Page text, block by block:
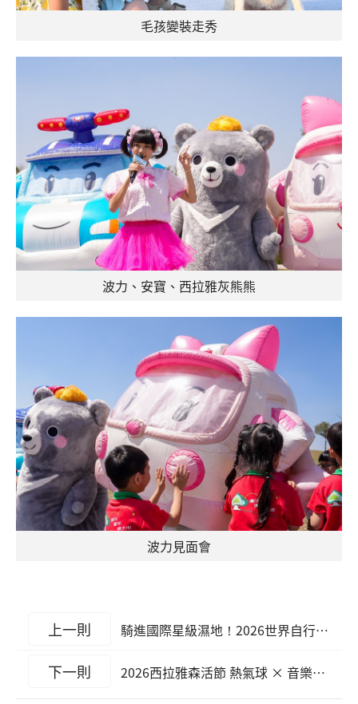
毛孩變裝走秀
波力、安寶、西拉雅灰熊熊
波力見面會
上一則 騎進國際星級濕地！2026世界自行車日「菱波騎遊」 串聯領騎培訓熱鬧登場
下一則 2026西拉雅森活節 熱氣球 × 音樂祭 × 毛孩秀 4月25起 揪哩逗頂飛